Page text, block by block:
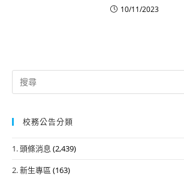
10/11/2023
Search
for:
校務公告分類
1. 頭條消息 (2,439)
2. 新生專區 (163)